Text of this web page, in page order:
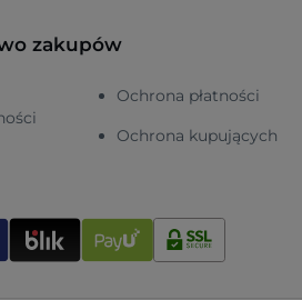
zakupów
Ochrona płatności
Ochrona kupujących